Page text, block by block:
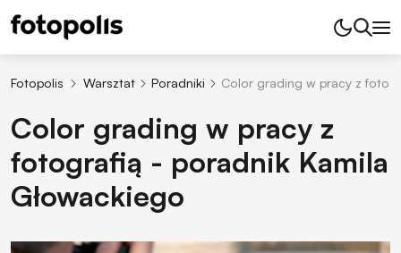
Fotopolis Warsztat Poradniki Color grading w pracy z
Color grading w pracy z
fotografią - poradnik Kamila
Głowackiego